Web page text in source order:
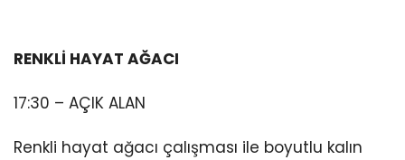
RENKLİ HAYAT AĞACI
17:30 – AÇIK ALAN
Renkli hayat ağacı çalışması ile boyutlu kalın